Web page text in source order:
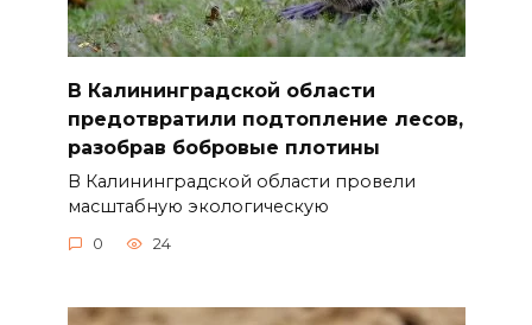
В Калининградской области
предотвратили подтопление лесов,
разобрав бобровые плотины
В Калининградской области провели
масштабную экологическую
0 24